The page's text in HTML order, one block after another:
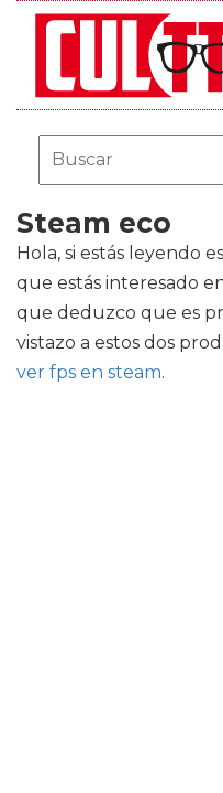
Steam eco
Hola, si estás leyendo
que estás interesado
que deduzco que es
vistazo a estos dos
ver fps en steam.